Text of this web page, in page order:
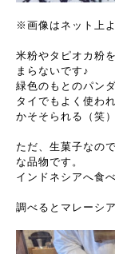
※画像はネット上
米粉やタピオカ粉
まらないです♪
緑色のもとのパン
タイでもよく使わ
かそそられる（笑）
ただ、生菓子なの
な品物です。
インドネシアへ食
調べるとマレーシ